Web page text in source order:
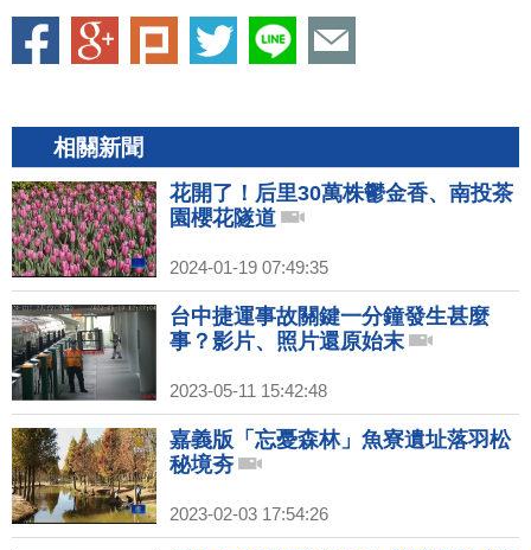
相關新聞
花開了！后里30萬株鬱金香、南投茶
園櫻花隧道
2024-01-19 07:49:35
台中捷運事故關鍵一分鐘發生甚麼
事？影片、照片還原始末
2023-05-11 15:42:48
嘉義版「忘憂森林」魚寮遺址落羽松
秘境夯
2023-02-03 17:54:26